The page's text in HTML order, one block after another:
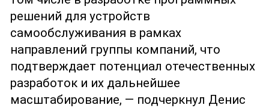
решений для устройств
самообслуживания в рамках
направлений группы компаний, что
подтверждает потенциал отечественных
разработок и их дальнейшее
масштабирование, — подчеркнул Денис